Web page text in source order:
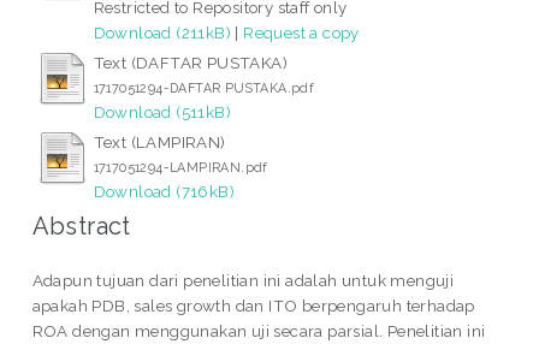
Restricted to Repository staff only
Download (211kB) | Request a copy
Text (DAFTAR PUSTAKA)
1717051294-DAFTAR PUSTAKA.pdf
Download (511kB)
Text (LAMPIRAN)
1717051294-LAMPIRAN.pdf
Download (716kB)
Abstract
Adapun tujuan dari penelitian ini adalah untuk menguji
apakah PDB, sales growth dan ITO berpengaruh terhadap
ROA dengan menggunakan uji secara parsial. Penelitian ini